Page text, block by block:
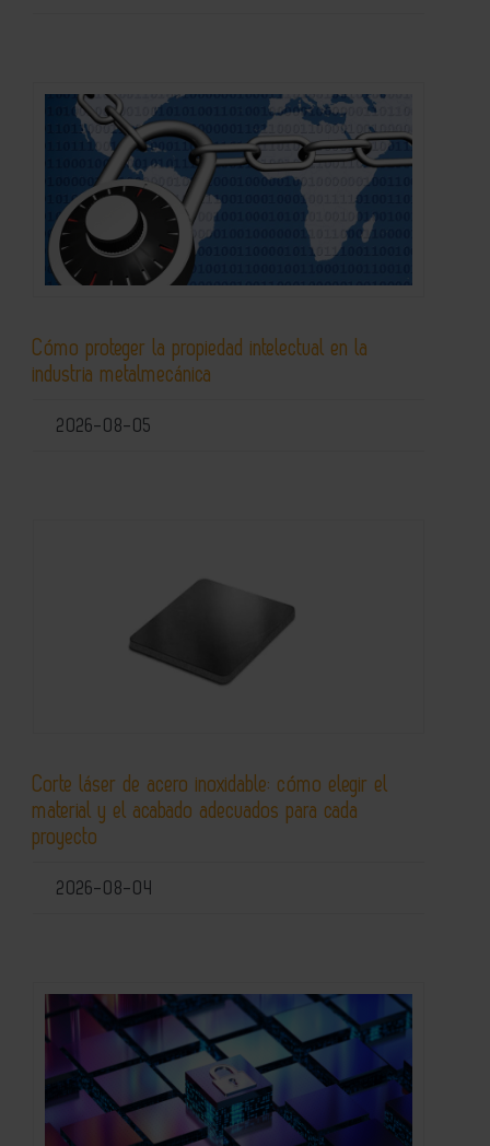
Cómo proteger la propiedad intelectual en la
industria metalmecánica
2026-08-05
Corte láser de acero inoxidable: cómo elegir el
material y el acabado adecuados para cada
proyecto
2026-08-04